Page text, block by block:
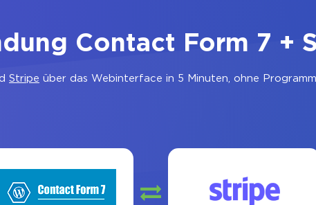
Contact Form 7 +
Stripe über das Webinterface in 5 Minuten, ohne